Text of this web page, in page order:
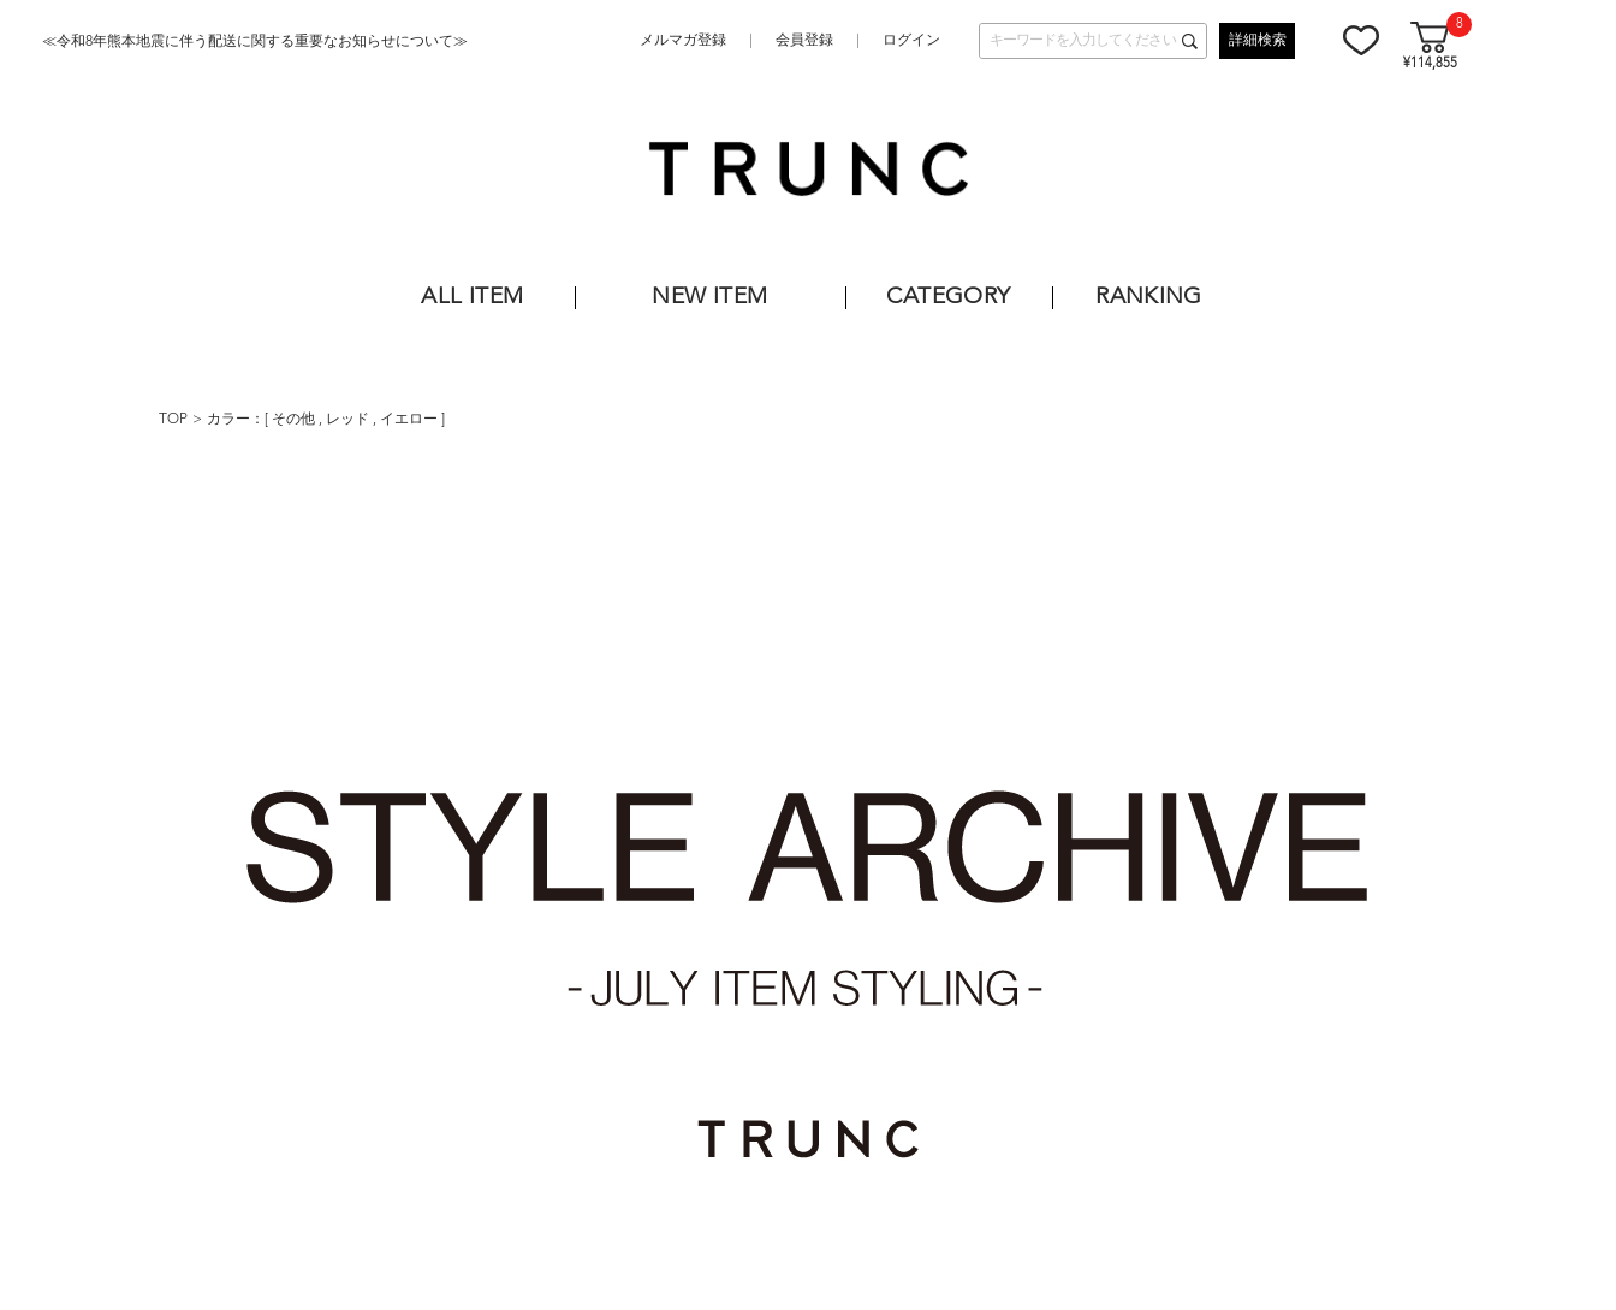
≪令和8年熊本地震に伴う配送に関する重要なお知らせについて≫ メルマガ登録 会員登録 ログイン 詳細検索
8
¥114,855
ALL ITEM NEW ITEM CATEGORY RANKING
TOP カラー：[ その他 , レッド , イエロー